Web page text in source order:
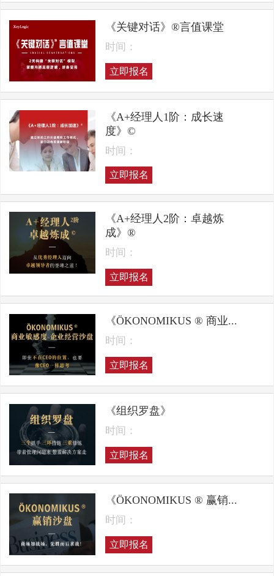
《关键对话》®言值课堂
时间：
立即报名
《A+经理人1阶：成长速
度》©
时间：
立即报名
《A+经理人2阶：卓越炼
成》®
时间：
立即报名
《ÖKONOMIKUS ® 商业...
时间：
立即报名
《组织罗盘》
时间：
立即报名
《ÖKONOMIKUS ® 赢销...
时间：
立即报名